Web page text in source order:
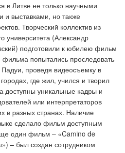
в Литве не только научными
выставками, но также
Творческий коллектив из
университета (Александр
подготовили к юбилею фильм
попытались проследовать
проведя видеосъемку в
где жил, учился и творил
доступны уникальные кадры и
или интерпретаторов
в разных странах. Наличие
сделало фильм доступным
один фильм – «Camino de
– был создан сотрудником